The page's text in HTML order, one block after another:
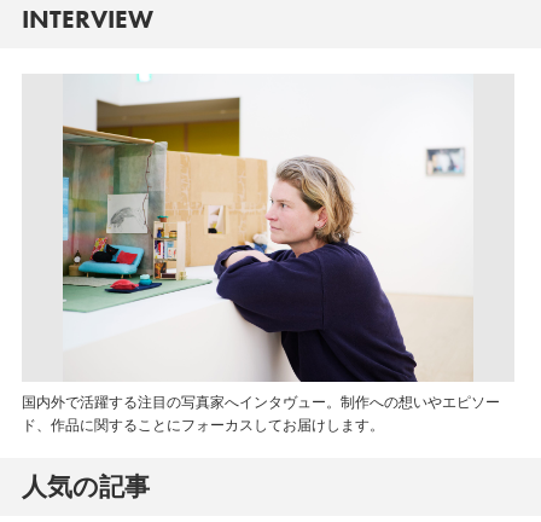
INTERVIEW
国内外で活躍する注目の写真家へインタヴュー。制作への想いやエピソー
ド、作品に関することにフォーカスしてお届けします。
人気の記事